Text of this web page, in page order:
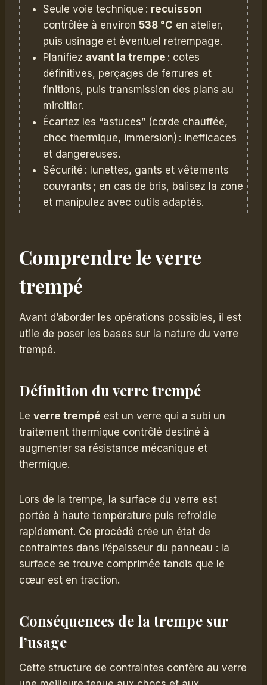
Seule voie technique : recuisson
contrôlée à environ 538 °C en atelier,
puis usinage et éventuel retrempage.
Planifiez avant la trempe : cotes
définitives, perçages de ferrures et
finitions, puis transmission des plans au
miroitier.
Écartez les “astuces” (corde chauffée,
choc thermique, immersion) : inefficaces
et dangereuses.
Sécurité : lunettes, gants et vêtements
couvrants ; en cas de bris, balisez la zone
et manipulez avec outils adaptés.
Comprendre le verre
trempé
Avant d’aborder les opérations possibles, il est
utile de poser les bases sur la nature du verre
trempé.
Définition du verre trempé
Le verre trempé est un verre qui a subi un
traitement thermique contrôlé destiné à
augmenter sa résistance mécanique et
thermique.
Lors de la trempe, la surface du verre est
portée à haute température puis refroidie
rapidement. Ce procédé crée un état de
contraintes dans l’épaisseur du panneau : la
surface se trouve comprimée tandis que le
cœur est en traction.
Conséquences de la trempe sur
l’usage
Cette structure de contraintes confère au verre